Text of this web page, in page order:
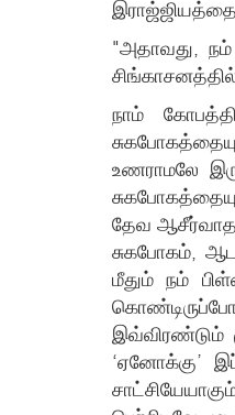
"அதாவது, நம்
நாம்
உணராமலே
தேவ
சுகபோகம்,
மீதும் நம்
இவ்விரண்டும்
‘ஏனோக்கு’